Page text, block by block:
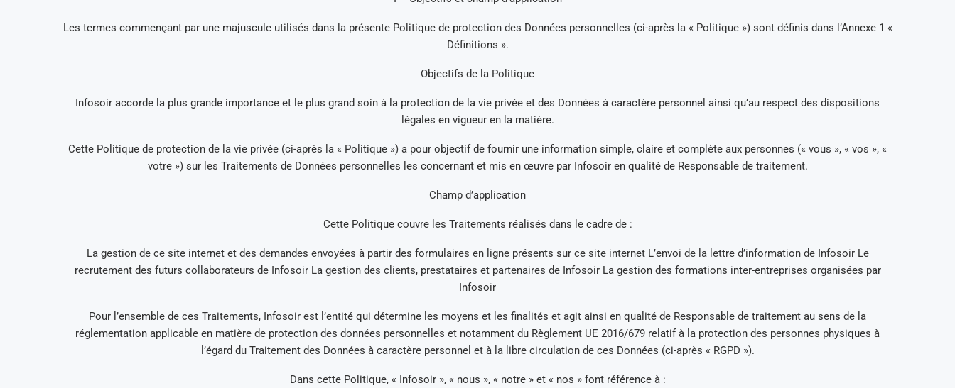
Les termes commençant par une majuscule utilisés dans la présente Politique de protection des Données personnelles (ci-après la « Politique ») sont définis dans l’Annexe 1 «
Définitions ».
Objectifs de la Politique
Infosoir accorde la plus grande importance et le plus grand soin à la protection de la vie privée et des Données à caractère personnel ainsi qu’au respect des dispositions
légales en vigueur en la matière.
Cette Politique de protection de la vie privée (ci-après la « Politique ») a pour objectif de fournir une information simple, claire et complète aux personnes (« vous », « vos », «
votre ») sur les Traitements de Données personnelles les concernant et mis en œuvre par Infosoir en qualité de Responsable de traitement.
Champ d’application
Cette Politique couvre les Traitements réalisés dans le cadre de :
La gestion de ce site internet et des demandes envoyées à partir des formulaires en ligne présents sur ce site internet L’envoi de la lettre d’information de Infosoir Le
recrutement des futurs collaborateurs de Infosoir La gestion des clients, prestataires et partenaires de Infosoir La gestion des formations inter-entreprises organisées par
Infosoir
Pour l’ensemble de ces Traitements, Infosoir est l’entité qui détermine les moyens et les finalités et agit ainsi en qualité de Responsable de traitement au sens de la
réglementation applicable en matière de protection des données personnelles et notamment du Règlement UE 2016/679 relatif à la protection des personnes physiques à
l’égard du Traitement des Données à caractère personnel et à la libre circulation de ces Données (ci-après « RGPD »).
Dans cette Politique, « Infosoir », « nous », « notre » et « nos » font référence à :